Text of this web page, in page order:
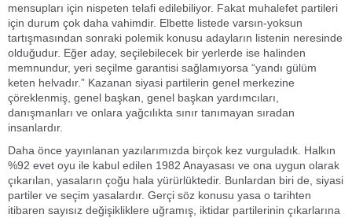
mensupları için nispeten telafi edilebiliyor. Fakat muhalefet partileri
için durum çok daha vahimdir. Elbette listede varsın-yoksun
tartışmasından sonraki polemik konusu adayların listenin neresinde
olduğudur. Eğer aday, seçilebilecek bir yerlerde ise halinden
memnundur, yeri seçilme garantisi sağlamıyorsa “yandı gülüm
keten helvadır.” Kazanan siyasi partilerin genel merkezine
çöreklenmiş, genel başkan, genel başkan yardımcıları,
danışmanları ve onlara yağcılıkta sınır tanımayan sıradan
insanlardır.
Daha önce yayınlanan yazılarımızda birçok kez vurguladık. Halkın
%92 evet oyu ile kabul edilen 1982 Anayasası ve ona uygun olarak
çıkarılan, yasaların çoğu hala yürürlüktedir. Bunlardan biri de, siyasi
partiler ve seçim yasalardır. Gerçi söz konusu yasa o tarihten
itibaren sayısız değişikliklere uğramış, iktidar partilerinin çıkarlarına